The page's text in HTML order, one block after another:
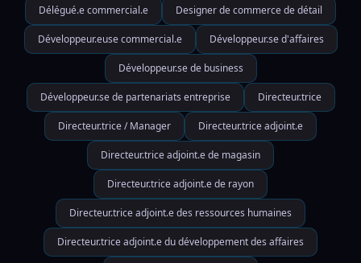
Délégué.e commercial.e Designer de commerce de détail
Développeur.euse commercial.e Développeur.se d'affaires
Développeur.se de business
Développeur.se de partenariats entreprise Directeur.trice
Directeur.trice / Manager Directeur.trice adjoint.e
Directeur.trice adjoint.e de magasin
Directeur.trice adjoint.e de rayon
Directeur.trice adjoint.e des ressources humaines
Directeur.trice adjoint.e du développement des affaires